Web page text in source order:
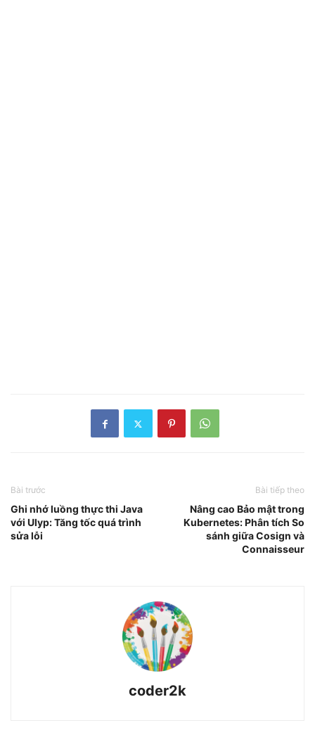
Bài trước
Ghi nhớ luồng thực thi Java
với Ulyp: Tăng tốc quá trình
sửa lỗi
Bài tiếp theo
Nâng cao Bảo mật trong
Kubernetes: Phân tích So
sánh giữa Cosign và
Connaisseur
coder2k